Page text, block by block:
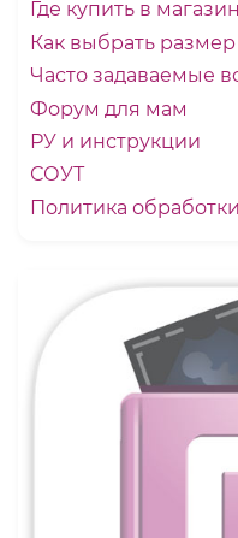
Где купить в
Как выбрать размер
Часто задаваемые
Форум для мам
РУ и инструкции
СОУТ
Политика